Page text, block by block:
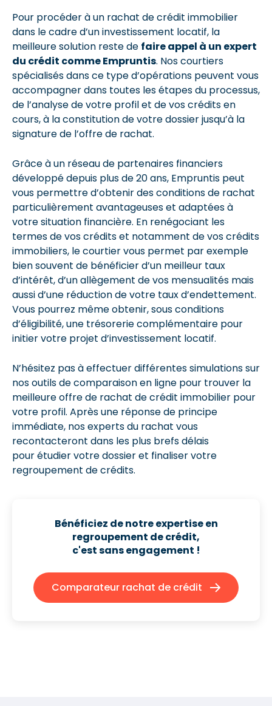
Pour procéder à un rachat de crédit immobilier
dans le cadre d’un investissement locatif, la
meilleure solution reste de faire appel à un expert
du crédit comme Empruntis. Nos courtiers
spécialisés dans ce type d’opérations peuvent vous
accompagner dans toutes les étapes du processus,
de l’analyse de votre profil et de vos crédits en
cours, à la constitution de votre dossier jusqu’à la
signature de l’offre de rachat.
Grâce à un réseau de partenaires financiers
développé depuis plus de 20 ans, Empruntis peut
vous permettre d’obtenir des conditions de rachat
particulièrement avantageuses et adaptées à
votre situation financière. En renégociant les
termes de vos crédits et notamment de vos crédits
immobiliers, le courtier vous permet par exemple
bien souvent de bénéficier d’un meilleur taux
d’intérêt, d’un allègement de vos mensualités mais
aussi d’une réduction de votre taux d’endettement.
Vous pourrez même obtenir, sous conditions
d’éligibilité, une trésorerie complémentaire pour
initier votre projet d’investissement locatif.
N’hésitez pas à effectuer différentes simulations sur
nos outils de comparaison en ligne pour trouver la
meilleure offre de rachat de crédit immobilier pour
votre profil. Après une réponse de principe
immédiate, nos experts du rachat vous
recontacteront dans les plus brefs délais
pour étudier votre dossier et finaliser votre
regroupement de crédits.
Bénéficiez de notre expertise en
regroupement de crédit,
c'est sans engagement !
Comparateur rachat de crédit